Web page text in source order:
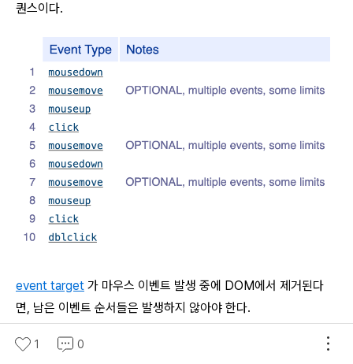
퀀스이다.
event target 가 마우스 이벤트 발생 중에 DOM에서 제거된다
면, 남은 이벤트 순서들은 발생하지 않아야 한다.
Mouse Event Types
1 0